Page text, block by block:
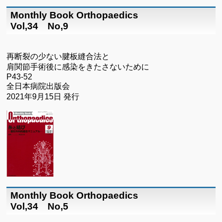
Monthly Book Orthopaedics
Vol,34 No,9
再断裂の少ない腱板縫合法と
肩関節手術後に感染をきたさないために
P43-52
全日本病院出版会
2021年9月15日 発行
Monthly Book Orthopaedics
Vol,34 No,5